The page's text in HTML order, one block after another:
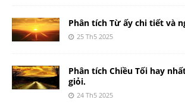
Phân tích Từ ấy chi tiết và
25 Th5 2025
Phân tích Chiều Tối hay
giỏi.
24 Th5 2025